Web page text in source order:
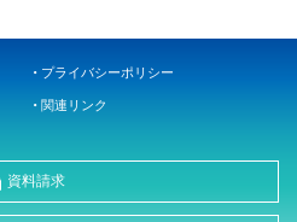
プライバシーポリシー
関連リンク
資料請求